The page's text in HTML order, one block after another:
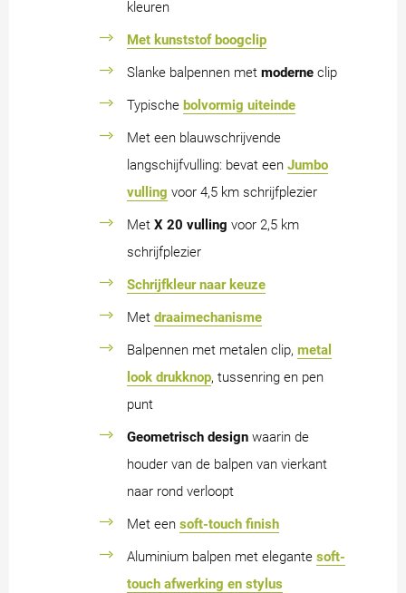
kleuren
Met kunststof boogclip
Slanke balpennen met moderne clip
Typische bolvormig uiteinde
Met een blauwschrijvende
langschijfvulling: bevat een Jumbo
vulling voor 4,5 km schrijfplezier
Met X 20 vulling voor 2,5 km
schrijfplezier
Schrijfkleur naar keuze
Met draaimechanisme
Balpennen met metalen clip, metal
look drukknop, tussenring en pen
punt
Geometrisch design waarin de
houder van de balpen van vierkant
naar rond verloopt
Met een soft-touch finish
Aluminium balpen met elegante soft-
touch afwerking en stylus